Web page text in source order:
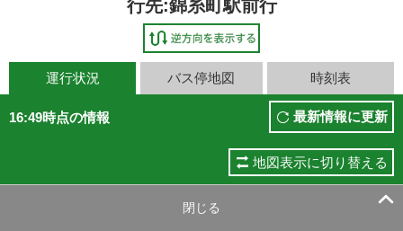
行先:錦糸町駅前行
運行状況 バス停地図 時刻表
16:49時点の情報 最新情報に更新
地図表示に切り替える
閉じる 